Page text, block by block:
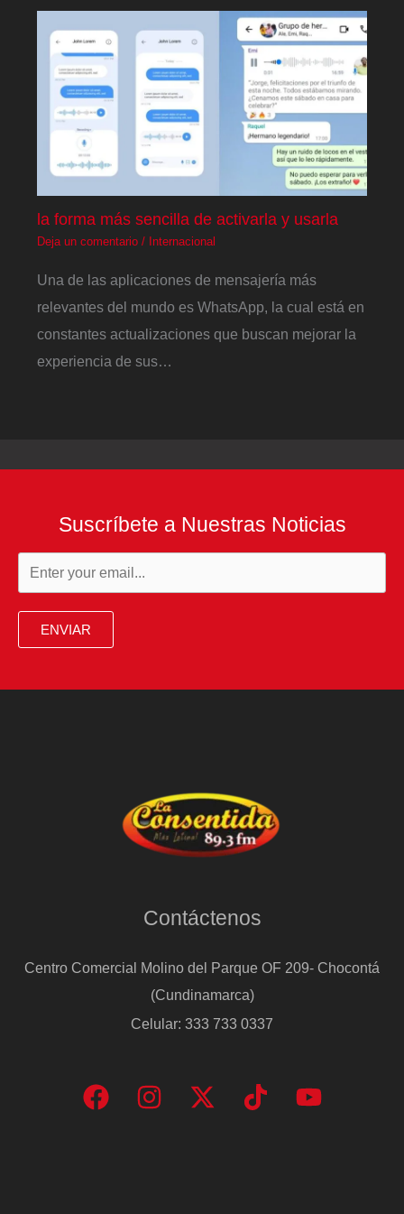
la forma más sencilla de activarla y usarla
Deja un comentario / Internacional
Una de las aplicaciones de mensajería más
relevantes del mundo es WhatsApp, la cual está en
constantes actualizaciones que buscan mejorar la
experiencia de sus…
Suscríbete a Nuestras Noticias
ENVIAR
Contáctenos
Centro Comercial Molino del Parque OF 209- Chocontá
(Cundinamarca)
Celular: 333 733 0337